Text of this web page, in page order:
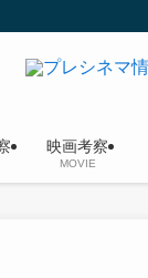
映画考察
MOVIE